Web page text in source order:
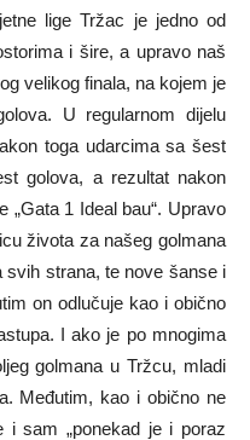
lige Tržac je jedno od
i šire, a upravo naš
velikog finala, na kojem je
U regularnom dijelu
toga udarcima sa šest
golova, a rezultat nakon
„Gata 1 Ideal bau“. Upravo
života za našeg golmana
svih strana, te nove šanse i
on odlučuje kao i obično
I ako je po mnogima
golmana u Tržcu, mladi
Međutim, kao i obično ne
i sam „ponekad je i poraz